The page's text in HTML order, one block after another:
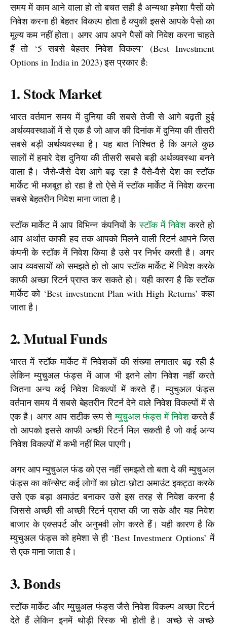
समय में काम आने वाला हो तो बचत सही है अन्यथा हमेशा पैसों को
निवेश करना ही बेहतर विकल्प होता है क्युकी इससे आपके पैसो का
मूल्य कम नहीं होता। अगर आप अपने पैसों को निवेश करना चाहते
हैं तो ‘5 सबसे बेहतर निवेश विकल्प’ (Best Investment
Options in India in 2023) इस प्रकार है:
1. Stock Market
भारत वर्तमान समय में दुनिया की सबसे तेजी से आगे बढ़ती हुई
अर्थव्यवस्थाओं में से एक है जो आज की दिनांक में दुनिया की तीसरी
सबसे बड़ी अर्थव्यवस्था है। यह बात निश्चित है कि अगले कुछ
सालों में हमारे देश दुनिया की तीसरी सबसे बड़ी अर्थव्यवस्था बनने
वाला है। जैसे-जैसे देश आगे बढ़ रहा है वैसे-वैसे देश का स्टॉक
मार्केट भी मजबूत हो रहा है तो ऐसे में स्टॉक मार्केट में निवेश करना
सबसे बेहतरीन निवेश माना जाता है।
स्टॉक मार्केट में आप विभिन्न कंपनियों के स्टॉक में निवेश करते हो
आप अर्थात काफी हद तक आपको मिलने वाली रिटर्न आपने जिस
कंपनी के स्टॉक में निवेश किया है उसे पर निर्भर करती है। अगर
आप व्यवसायों को समझते हो तो आप स्टॉक मार्केट में निवेश करके
काफी अच्छा रिटर्न प्राप्त कर सकते हो। यही कारण है कि स्टॉक
मार्केट को ‘Best investment Plan with High Returns’ कहा
जाता है।
2. Mutual Funds
भारत में स्टॉक मार्केट में निवेशकों की संख्या लगातार बढ़ रही है
लेकिन म्युचुअल फंड्स में आज भी इतने लोग निवेश नहीं करते
जितना अन्य कई निवेश विकल्पों में करते हैं। म्युचुअल फंड्स
वर्तमान समय में सबसे बेहतरीन रिटर्न देने वाले निवेश विकल्पों में से
एक है। अगर आप सटीक रूप से म्युचुअल फंड्स में निवेश करते हैं
तो आपको इससे काफी अच्छी रिटर्न मिल सकती है जो कई अन्य
निवेश विकल्पों में कभी नहीं मिल पाएगी।
अगर आप म्युचुअल फंड को एस नहीं समझते तो बता दे की म्युचुअल
फंड्स का कॉन्सेप्ट कई लोगों का छोटा-छोटा अमाउंट इकट्ठा करके
उसे एक बड़ा अमाउंट बनाकर उसे इस तरह से निवेश करना है
जिससे अच्छी सी अच्छी रिटर्न प्राप्त की जा सके और यह निवेश
बाजार के एक्सपर्ट और अनुभवी लोग करते हैं। यही कारण है कि
म्युचुअल फंड्स को हमेशा से ही ‘Best Investment Options’ में
से एक माना जाता है।
3. Bonds
स्टॉक मार्केट और म्युचुअल फंड्स जैसे निवेश विकल्प अच्छा रिटर्न
देते हैं लेकिन इनमें थोड़ी रिस्क भी होती है। अच्छे से अच्छे